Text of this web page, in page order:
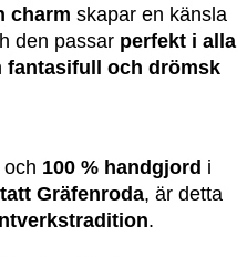
charm skapar en känsla
den passar perfekt i alla
fantasifull och drömsk
och 100 % handgjord i
Gräfenroda, är detta
.